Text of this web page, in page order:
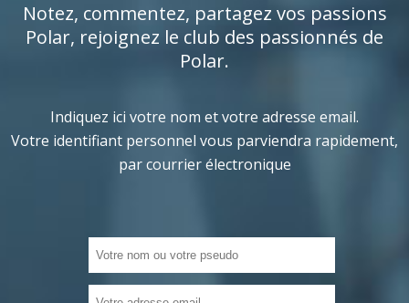
Notez, commentez, partagez vos passions
Polar, rejoignez le club des passionnés de
Polar.
Indiquez ici votre nom et votre adresse email.
Votre identifiant personnel vous parviendra rapidement,
par courrier électronique